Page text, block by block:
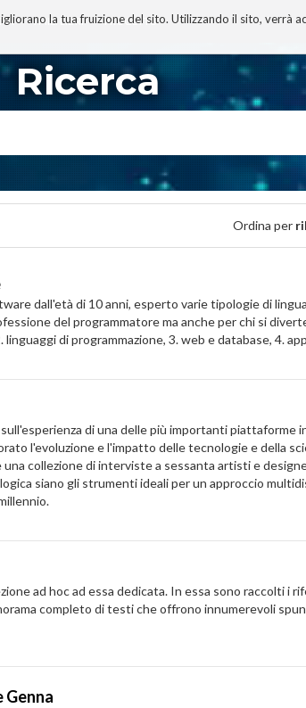
la tua fruizione del sito. Utilizzando il sito, verrà
I MIEI LIBRI PROGETTO
Ricerca
Ordina per
dall'età di 10 anni, esperto varie tipologie di
del programmatore ma anche per chi si
di programmazione, 3. web e database, 4.
di una delle più importanti
l'evoluzione e l'impatto delle tecnologie e della
collezione di interviste a sessanta artisti e
siano gli strumenti ideali per un approccio
ad hoc ad essa dedicata. In essa sono raccolti i
completo di testi che offrono innumerevoli